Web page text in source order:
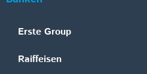
Erste Group
Raiffeisen